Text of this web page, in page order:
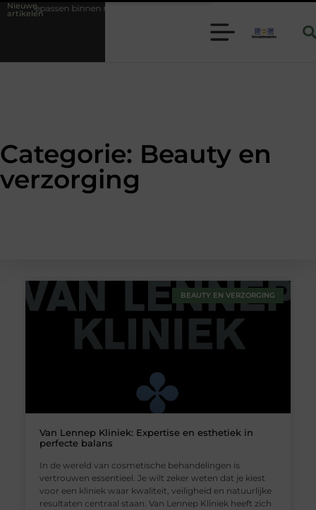
Nieuwe
artikelen
moderne folie techniek
Categorie: Beauty en
verzorging
BEAUTY EN VERZORGING
Van Lennep Kliniek: Expertise en esthetiek in
perfecte balans
In de wereld van cosmetische behandelingen is
vertrouwen essentieel. Je wilt zeker weten dat je kiest
voor een kliniek waar kwaliteit, veiligheid en natuurlijke
resultaten centraal staan. Van Lennep Kliniek heeft zich